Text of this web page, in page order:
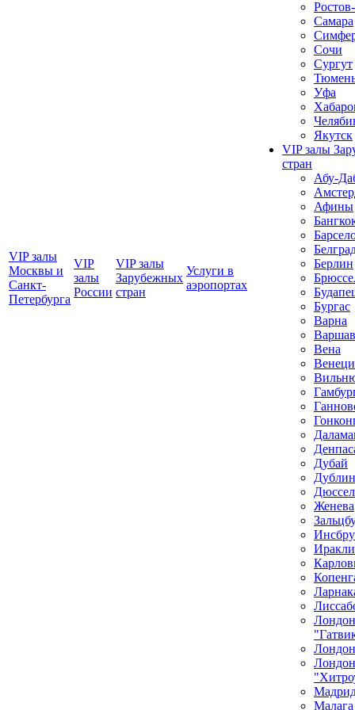
VIP залы
Москвы и
Санкт-
Петербурга
VIP
залы
Росcии
VIP залы
Зарубежных
стран
Услуги в
аэропортах
Самара
Сочи
Сургут
Уфа
Якутск
VIP залы
стран
Абу-
Афины
Берлин
Бургас
Варна
Вена
Дубай
Дублин
Женева
Лондон
Лондон
Малага